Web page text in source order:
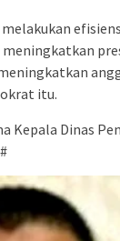
meningkatkan
itu.
Kepala Dinas